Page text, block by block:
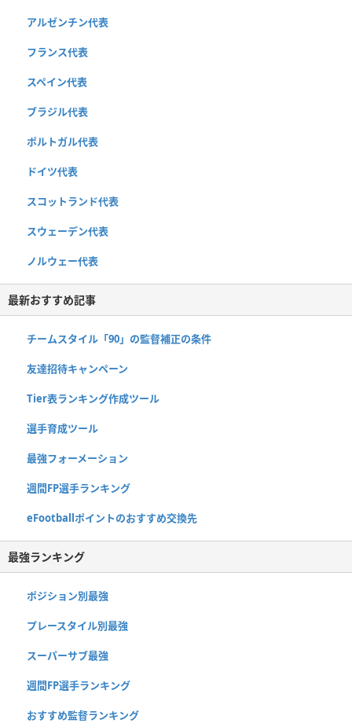
アルゼンチン代表
フランス代表
スペイン代表
ブラジル代表
ポルトガル代表
ドイツ代表
スコットランド代表
スウェーデン代表
ノルウェー代表
最新おすすめ記事
チームスタイル「90」の監督補正の条件
友達招待キャンペーン
Tier表ランキング作成ツール
選手育成ツール
最強フォーメーション
週間FP選手ランキング
eFootballポイントのおすすめ交換先
最強ランキング
ポジション別最強
プレースタイル別最強
スーパーサブ最強
週間FP選手ランキング
おすすめ監督ランキング